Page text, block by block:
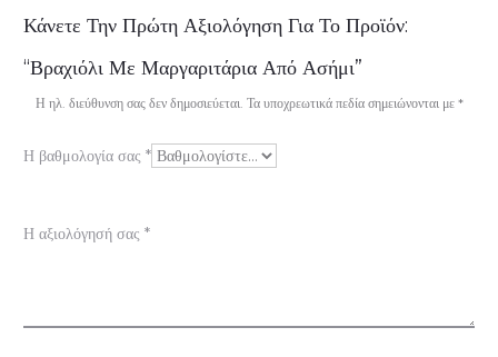
Α
ξ
ο
ο
σ
Κάνετε Την Πρώτη Αξιολόγηση Για Το Προϊόν:
“Βραχιόλι Με Μαργαριτάρια Από Ασήμι”
Η ηλ. διεύθυνση σας δεν δημοσιεύεται. Τα υποχρεωτικά πεδία σημειώνονται με *
Η βαθμολογία σας *
Η αξιολόγησή σας *